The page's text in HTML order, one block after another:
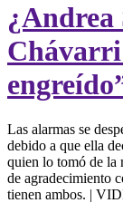
seconds
Chávarri
Las alarmas se
debido a que ella
quien lo tomó de la
de agradecimiento
tienen ambos. |